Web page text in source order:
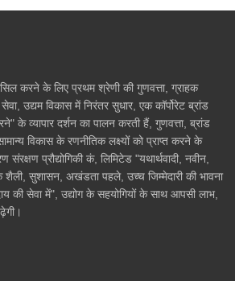
करने के लिए प्रथम श्रेणी की गुणवत्ता, ग्राहक
उद्यम विकास में निरंतर सुधार, एक कॉर्पोरेट ब्रांड
के व्यापार दर्शन का पालन करती हैं, गुणवत्ता, ब्रांड
विकास के रणनीतिक लक्ष्यों को प्राप्त करने के
प्रौद्योगिकी कं, लिमिटेड "यथार्थवादी, नवीन,
सुशासन, अखंडता पहले, उच्च जिम्मेदारी की भावना
की सेवा में", उद्योग के सहयोगियों के साथ आपसी लाभ,